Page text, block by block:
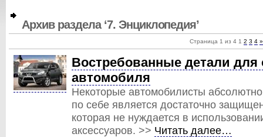
Архив раздела ‘7. Энциклопедия’
Страница 1 из 4 1 2 3 4 »
Востребованные детали для
автомобиля
Некоторые автомобилисты
по себе является достаточно
которая не нуждается в
аксессуаров. >> Читать далее…